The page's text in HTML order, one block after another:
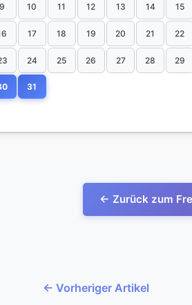
9 10 11 12 13 14 15
17 18 19 20 21 22
24 25 26 27 28 29
31
← Zurück zum
← Vorheriger Artikel